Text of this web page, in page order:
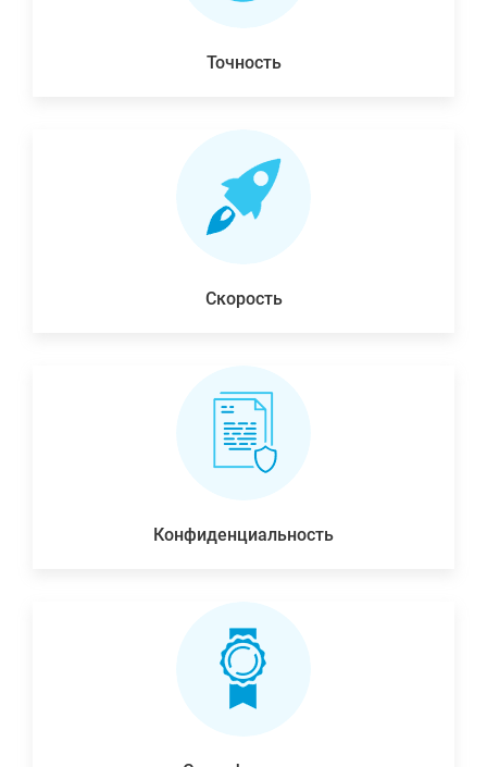
Точность
Скорость
Конфиденциальность